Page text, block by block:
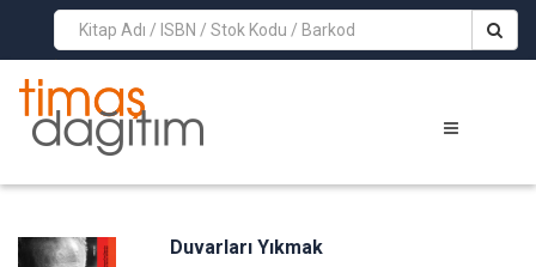
>
Duvarları Yıkmak